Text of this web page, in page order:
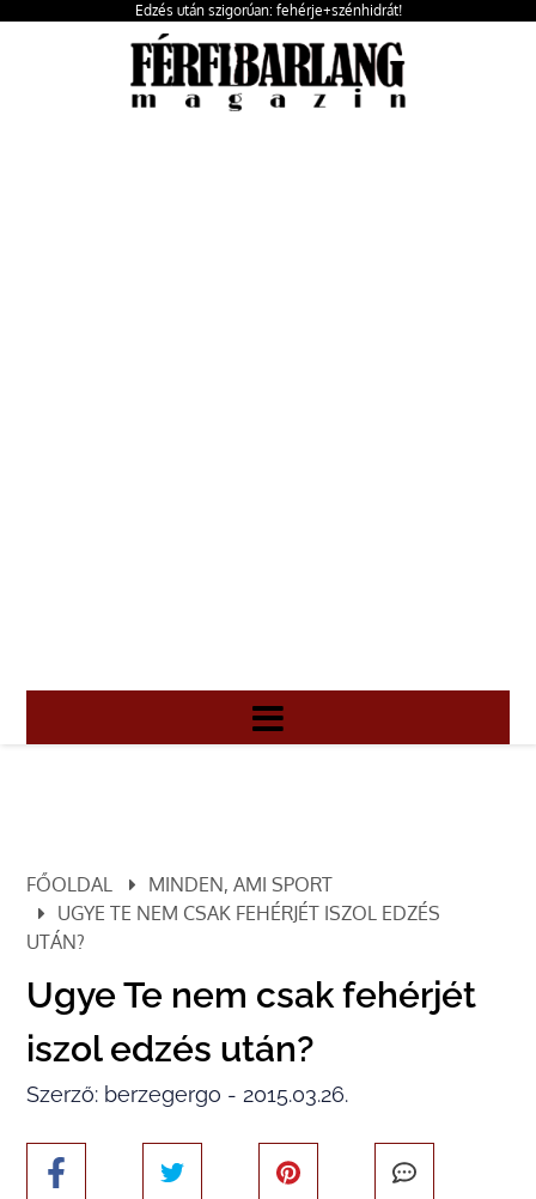
Edzés után szigorúan: fehérje+szénhidrát!
FŐOLDAL
MINDEN, AMI SPORT
UGYE TE NEM CSAK FEHÉRJÉT ISZOL EDZÉS
UTÁN?
Ugye Te nem csak fehérjét
iszol edzés után?
Szerző: berzegergo - 2015.03.26.